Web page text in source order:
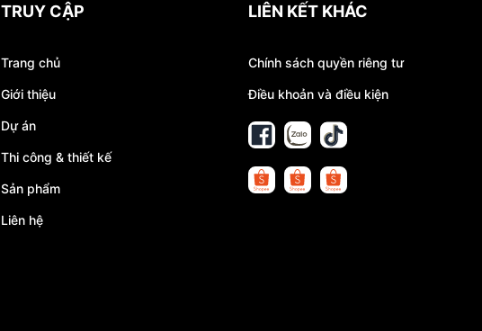
TRUY CẬP
Trang chủ
Giới thiệu
Dự án
Thi công & thiết kế
Sản phẩm
Liên hệ
LIÊN KẾT KHÁC
Chính sách quyền riêng tư
Điều khoản và điều kiện